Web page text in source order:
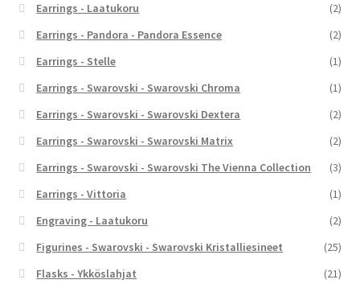
Earrings - Laatukoru
(2)
Earrings - Pandora - Pandora Essence
(2)
Earrings - Stelle
(1)
Earrings - Swarovski - Swarovski Chroma
(1)
Earrings - Swarovski - Swarovski Dextera
(2)
Earrings - Swarovski - Swarovski Matrix
(2)
Earrings - Swarovski - Swarovski The Vienna Collection
(3)
Earrings - Vittoria
(1)
Engraving - Laatukoru
(2)
Figurines - Swarovski - Swarovski Kristalliesineet
(25)
Flasks - Ykköslahjat
(21)